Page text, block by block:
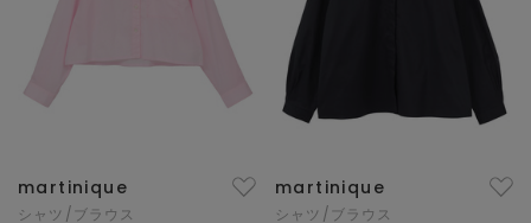
martinique
シャツ/ブラウス
martinique
シャツ/ブラウス